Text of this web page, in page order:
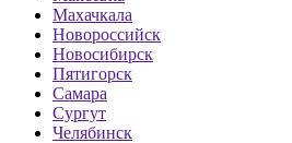
Махачкала
Новороссийск
Новосибирск
Пятигорск
Самара
Сургут
Челябинск